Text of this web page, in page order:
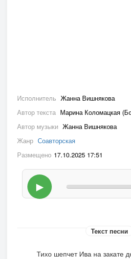
Исполнитель Жанна Вишнякова
Автор текста Марина Коломацкая
Автор музыки Жанна Вишнякова
Жанр Соавторская
Размещено 17.10.2025 17:51
▶
Текст песни
Тихо шепчет Ива на закате